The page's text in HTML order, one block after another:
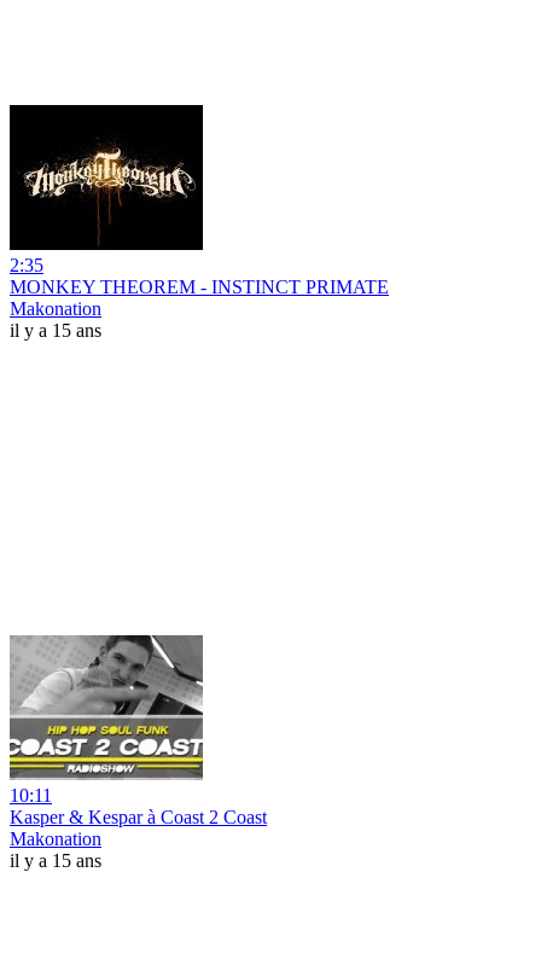
2:35
MONKEY THEOREM - INSTINCT PRIMATE
Makonation
il y a 15 ans
10:11
Kasper & Kespar à Coast 2 Coast
Makonation
il y a 15 ans